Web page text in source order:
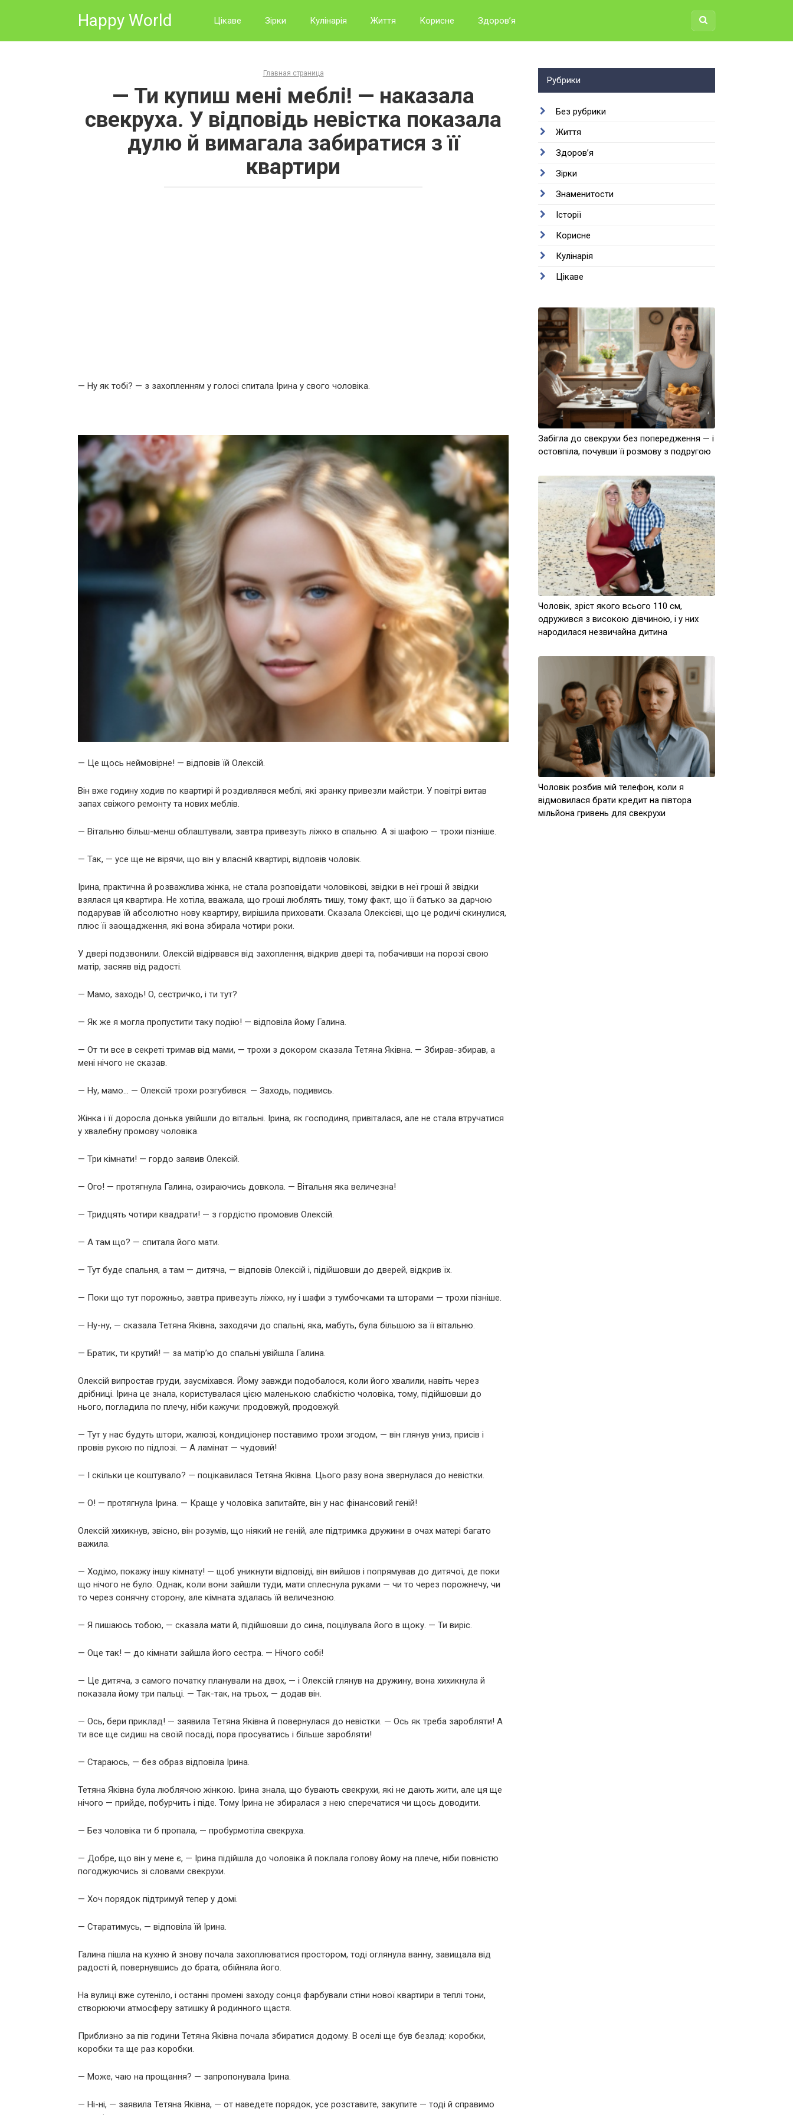
Happy World Цікаве Зірки Кулінарія Життя Корисне Здоров’я
Главная страница
— Ти купиш мені меблі! — наказала
свекруха. У відповідь невістка показала
дулю й вимагала забиратися з її
квартири
— Ну як тобі? — з захопленням у голосі спитала Ірина у свого чоловіка.
— Це щось неймовірне! — відповів їй Олексій.
Він вже годину ходив по квартирі й роздивлявся меблі, які зранку привезли майстри. У повітрі витав
запах свіжого ремонту та нових меблів.
— Вітальню більш-менш облаштували, завтра привезуть ліжко в спальню. А зі шафою — трохи пізніше.
— Так, — усе ще не вірячи, що він у власній квартирі, відповів чоловік.
Ірина, практична й розважлива жінка, не стала розповідати чоловікові, звідки в неї гроші й звідки
взялася ця квартира. Не хотіла, вважала, що гроші люблять тишу, тому факт, що її батько за дарчою
подарував їй абсолютно нову квартиру, вирішила приховати. Сказала Олексієві, що це родичі скинулися,
плюс її заощадження, які вона збирала чотири роки.
У двері подзвонили. Олексій відірвався від захоплення, відкрив двері та, побачивши на порозі свою
матір, засяяв від радості.
— Мамо, заходь! О, сестричко, і ти тут?
— Як же я могла пропустити таку подію! — відповіла йому Галина.
— От ти все в секреті тримав від мами, — трохи з докором сказала Тетяна Яківна. — Збирав-збирав, а
мені нічого не сказав.
— Ну, мамо… — Олексій трохи розгубився. — Заходь, подивись.
Жінка і її доросла донька увійшли до вітальні. Ірина, як господиня, привіталася, але не стала втручатися
у хвалебну промову чоловіка.
— Три кімнати! — гордо заявив Олексій.
— Ого! — протягнула Галина, озираючись довкола. — Вітальня яка величезна!
— Тридцять чотири квадрати! — з гордістю промовив Олексій.
— А там що? — спитала його мати.
— Тут буде спальня, а там — дитяча, — відповів Олексій і, підійшовши до дверей, відкрив їх.
— Поки що тут порожньо, завтра привезуть ліжко, ну і шафи з тумбочками та шторами — трохи пізніше.
— Ну-ну, — сказала Тетяна Яківна, заходячи до спальні, яка, мабуть, була більшою за її вітальню.
— Братик, ти крутий! — за матір’ю до спальні увійшла Галина.
Олексій випростав груди, заусміхався. Йому завжди подобалося, коли його хвалили, навіть через
дрібниці. Ірина це знала, користувалася цією маленькою слабкістю чоловіка, тому, підійшовши до
нього, погладила по плечу, ніби кажучи: продовжуй, продовжуй.
— Тут у нас будуть штори, жалюзі, кондиціонер поставимо трохи згодом, — він глянув униз, присів і
провів рукою по підлозі. — А ламінат — чудовий!
— І скільки це коштувало? — поцікавилася Тетяна Яківна. Цього разу вона звернулася до невістки.
— О! — протягнула Ірина. — Краще у чоловіка запитайте, він у нас фінансовий геній!
Олексій хихикнув, звісно, він розумів, що ніякий не геній, але підтримка дружини в очах матері багато
важила.
— Ходімо, покажу іншу кімнату! — щоб уникнути відповіді, він вийшов і попрямував до дитячої, де поки
що нічого не було. Однак, коли вони зайшли туди, мати сплеснула руками — чи то через порожнечу, чи
то через сонячну сторону, але кімната здалась їй величезною.
— Я пишаюсь тобою, — сказала мати й, підійшовши до сина, поцілувала його в щоку. — Ти виріс.
— Оце так! — до кімнати зайшла його сестра. — Нічого собі!
— Це дитяча, з самого початку планували на двох, — і Олексій глянув на дружину, вона хихикнула й
показала йому три пальці. — Так-так, на трьох, — додав він.
— Ось, бери приклад! — заявила Тетяна Яківна й повернулася до невістки. — Ось як треба заробляти! А
ти все ще сидиш на своїй посаді, пора просуватись і більше заробляти!
— Стараюсь, — без образ відповіла Ірина.
Тетяна Яківна була люблячою жінкою. Ірина знала, що бувають свекрухи, які не дають жити, але ця ще
нічого — прийде, побурчить і піде. Тому Ірина не збиралася з нею сперечатися чи щось доводити.
— Без чоловіка ти б пропала, — пробурмотіла свекруха.
— Добре, що він у мене є, — Ірина підійшла до чоловіка й поклала голову йому на плече, ніби повністю
погоджуючись зі словами свекрухи.
— Хоч порядок підтримуй тепер у домі.
— Старатимусь, — відповіла їй Ірина.
Галина пішла на кухню й знову почала захоплюватися простором, тоді оглянула ванну, завищала від
радості й, повернувшись до брата, обійняла його.
На вулиці вже сутеніло, і останні промені заходу сонця фарбували стіни нової квартири в теплі тони,
створюючи атмосферу затишку й родинного щастя.
Приблизно за пів години Тетяна Яківна почала збиратися додому. В оселі ще був безлад: коробки,
коробки та ще раз коробки.
— Може, чаю на прощання? — запропонувала Ірина.
— Ні-ні, — заявила Тетяна Яківна, — от наведете порядок, усе розставите, закупите — тоді й справимо
Рубрики
Без рубрики
Життя
Здоров’я
Зірки
Знаменитости
Історії
Корисне
Кулінарія
Цікаве
Забігла до свекрухи без попередження — і
остовпіла, почувши її розмову з подругою
Чоловік, зріст якого всього 110 см,
одружився з високою дівчиною, і у них
народилася незвичайна дитина
Чоловік розбив мій телефон, коли я
відмовилася брати кредит на півтора
мільйона гривень для свекрухи